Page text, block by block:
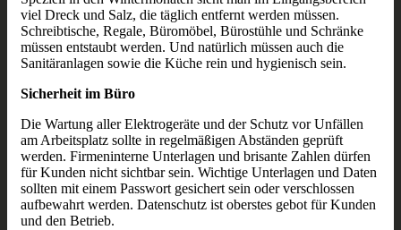
viel Dreck und Salz, die täglich entfernt werden müssen.
Schreibtische, Regale, Büromöbel, Bürostühle und Schränke
müssen entstaubt werden. Und natürlich müssen auch die
Sanitäranlagen sowie die Küche rein und hygienisch sein.
Sicherheit im Büro
Die Wartung aller Elektrogeräte und der Schutz vor Unfällen
am Arbeitsplatz sollte in regelmäßigen Abständen geprüft
werden. Firmeninterne Unterlagen und brisante Zahlen dürfen
für Kunden nicht sichtbar sein. Wichtige Unterlagen und Daten
sollten mit einem Passwort gesichert sein oder verschlossen
aufbewahrt werden. Datenschutz ist oberstes gebot für Kunden
und den Betrieb.